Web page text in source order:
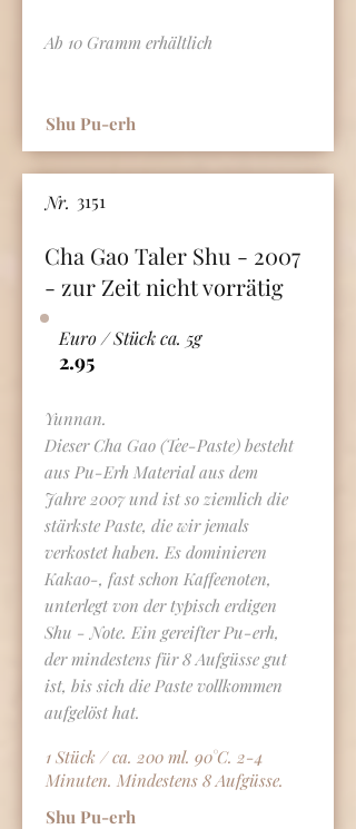
Ab 10 Gramm erhältlich
Shu Pu-erh
3151
Nr.
Cha Gao Taler Shu - 2007
- zur Zeit nicht vorrätig
2.95
Euro / Stück ca. 5g
Yunnan.
Dieser Cha Gao (Tee-Paste) besteht
aus Pu-Erh Material aus dem
Jahre 2007 und ist so ziemlich die
stärkste Paste, die wir jemals
verkostet haben. Es dominieren
Kakao-, fast schon Kaffeenoten,
unterlegt von der typisch erdigen
Shu - Note. Ein gereifter Pu-erh,
der mindestens für 8 Aufgüsse gut
ist, bis sich die Paste vollkommen
aufgelöst hat.
1 Stück / ca. 200 ml. 90°C. 2-4
Minuten. Mindestens 8 Aufgüsse.
Shu Pu-erh